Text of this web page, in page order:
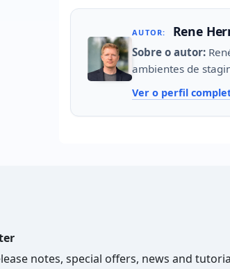
AUTOR: Rene
Sobre o autor:
ambientes de
Ver o perfil
notes, special offers, news and